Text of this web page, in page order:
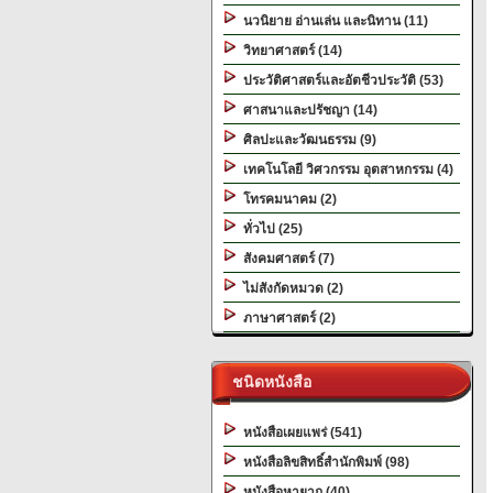
นวนิยาย อ่านเล่น และนิทาน (11)
วิทยาศาสตร์ (14)
ประวัติศาสตร์และอัตชีวประวัติ (53)
ศาสนาและปรัชญา (14)
ศิลปะและวัฒนธรรม (9)
เทคโนโลยี วิศวกรรม อุตสาหกรรม (4)
โทรคมนาคม (2)
ทั่วไป (25)
สังคมศาสตร์ (7)
ไม่สังกัดหมวด (2)
ภาษาศาสตร์ (2)
ชนิดหนังสือ
หนังสือเผยแพร่ (541)
หนังสือลิขสิทธิ์สำนักพิมพ์ (98)